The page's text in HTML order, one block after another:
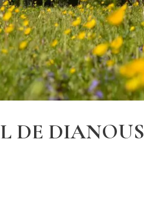
DE DIANOUS